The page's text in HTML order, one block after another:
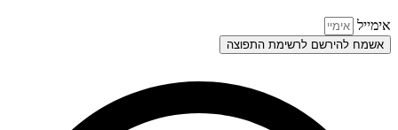
אימייל
אשמח להירשם לרשימת התפוצה